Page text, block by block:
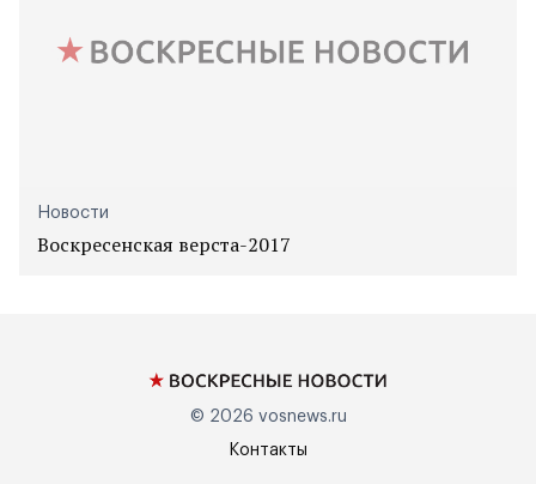
Новости
Воскресенская верста-2017
© 2026 vosnews.ru
Контакты